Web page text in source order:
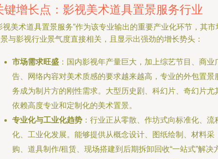
键增长点：影视美术道具置景服务行业
视美术道具置景服务”作为该专业输出的重要产业化环节，其市
与影视行业景气度直接相关，且显示出强劲的增长势头：
市场需求旺盛 ：国内影视年产量巨大，加上综艺节目、商业
告、网络内容对美术质感的要求越来越高，专业的外包置景
务成为制片方的刚性需求。大型历史剧、科幻片、奇幻片尤
依赖高度专业和定制化的美术置景。
专业化与工业化趋势 ：行业正从零散、作坊式向标准化、流
化、工业化发展。能够提供从概念设计、图纸绘制、材料采
购、道具制作/租赁、现场搭建到后期拆卸回收“一站式”解决